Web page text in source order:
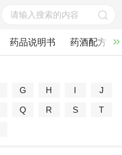
药品说明书 药酒配方
G H I
J
Q R S
T